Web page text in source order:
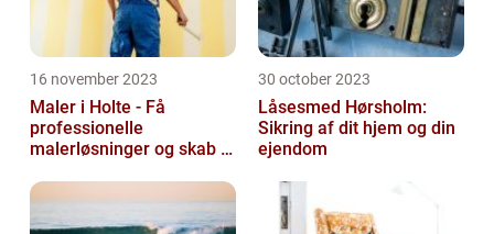
16 november 2023
Maler i Holte - Få
professionelle
malerløsninger og skab et
30 october 2023
Låsesmed Hørsholm:
Sikring af dit hjem og din
ejendom